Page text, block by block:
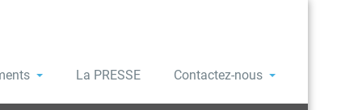
La PRESSE Contactez-nous